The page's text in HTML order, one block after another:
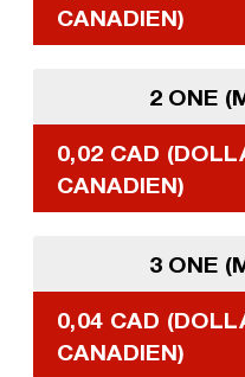
CANADIEN)
2 ONE
0,02 CAD
CANADIEN)
3 ONE
0,04 CAD
CANADIEN)